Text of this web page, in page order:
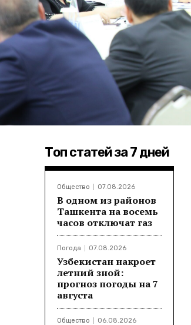
Топ статей за 7 дней
Общество 07.08.2026
В одном из районов
Ташкента на восемь
часов отключат газ
Погода 07.08.2026
Узбекистан накроет
летний зной:
прогноз погоды на 7
августа
Общество 06.08.2026